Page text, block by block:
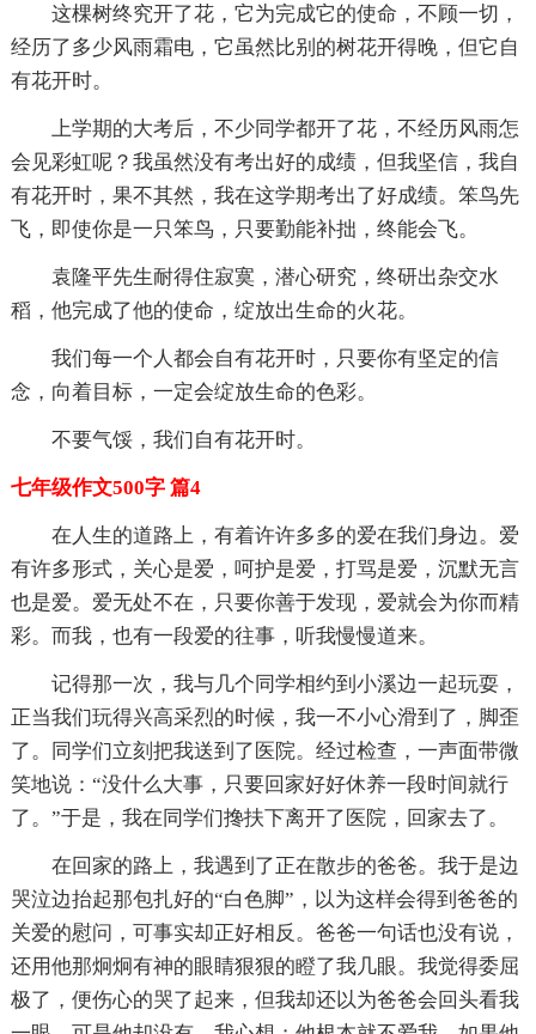
这棵树终究开了花，它为完成它的使命，不顾一切，
经历了多少风雨霜电，它虽然比别的树花开得晚，但它自
有花开时。
上学期的大考后，不少同学都开了花，不经历风雨怎
会见彩虹呢？我虽然没有考出好的成绩，但我坚信，我自
有花开时，果不其然，我在这学期考出了好成绩。笨鸟先
飞，即使你是一只笨鸟，只要勤能补拙，终能会飞。
袁隆平先生耐得住寂寞，潜心研究，终研出杂交水
稻，他完成了他的使命，绽放出生命的火花。
我们每一个人都会自有花开时，只要你有坚定的信
念，向着目标，一定会绽放生命的色彩。
不要气馁，我们自有花开时。
七年级作文500字 篇4
在人生的道路上，有着许许多多的爱在我们身边。爱
有许多形式，关心是爱，呵护是爱，打骂是爱，沉默无言
也是爱。爱无处不在，只要你善于发现，爱就会为你而精
彩。而我，也有一段爱的往事，听我慢慢道来。
记得那一次，我与几个同学相约到小溪边一起玩耍，
正当我们玩得兴高采烈的时候，我一不小心滑到了，脚歪
了。同学们立刻把我送到了医院。经过检查，一声面带微
笑地说：“没什么大事，只要回家好好休养一段时间就行
了。”于是，我在同学们搀扶下离开了医院，回家去了。
在回家的路上，我遇到了正在散步的爸爸。我于是边
哭泣边抬起那包扎好的“白色脚”，以为这样会得到爸爸的
关爱的慰问，可事实却正好相反。爸爸一句话也没有说，
还用他那炯炯有神的眼睛狠狠的瞪了我几眼。我觉得委屈
极了，便伤心的哭了起来，但我却还以为爸爸会回头看我